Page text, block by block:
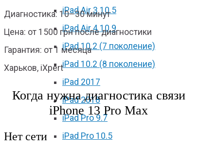
iPad Air 3 10.5
iPad Air 4 10.9
iPad 10.2 (7 поколение)
iPad 10.2 (8 поколение)
iPad 2017
iPad 2018
iPad Pro 9.7
iPad Pro 10.5
Диагностика: 10–30 минут
Цена: от 1500 грн после диагностики
Гарантия: от 1 месяца
Харьков, iXpert
Когда нужна диагностика связи
iPhone 13 Pro Max
Нет сети